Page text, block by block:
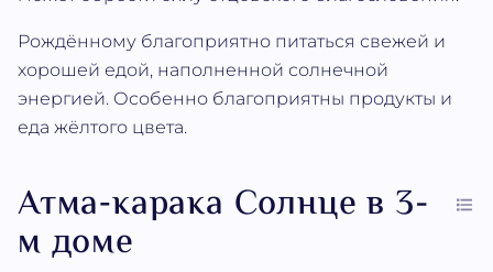
Рождённому благоприятно питаться свежей и
хорошей едой, наполненной солнечной
энергией. Особенно благоприятны продукты и
еда жёлтого цвета.
Атма‐карака Солнце в 3-
м доме